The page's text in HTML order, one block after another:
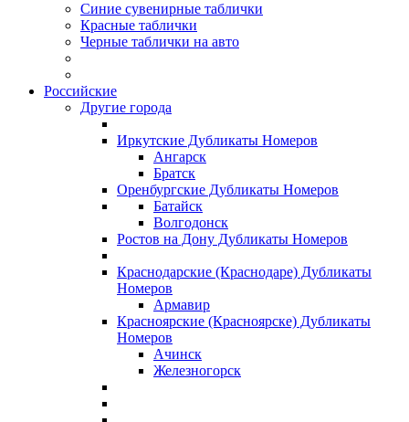
Синие сувенирные таблички
Красные таблички
Черные таблички на авто
Российские
Другие города
Иркутские Дубликаты Номеров
Ангарск
Братск
Оренбургские Дубликаты Номеров
Батайск
Волгодонск
Ростов на Дону Дубликаты Номеров
Краснодарские (Краснодаре) Дубликаты
Номеров
Армавир
Красноярские (Красноярске) Дубликаты
Номеров
Ачинск
Железногорск